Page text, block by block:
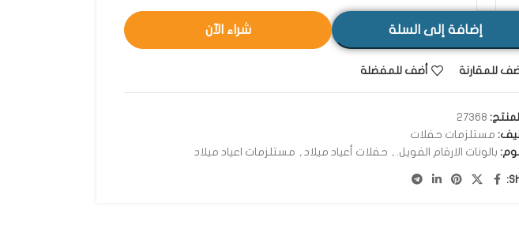
إضافة إلى السلة شراء الآن
للمقارنة أضف للمفضلة
27368
مستلزمات حفلات
بالونات الارقام الفويل. , حفلات أعياد ميلاد , مستلزمات اعياد ميلاد